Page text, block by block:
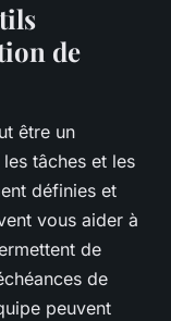
de
être un
tâches et les
définies et
vous aider à
de
de
peuvent